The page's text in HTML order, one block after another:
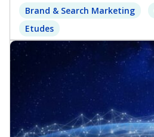
Brand & Search Marketing
Etudes